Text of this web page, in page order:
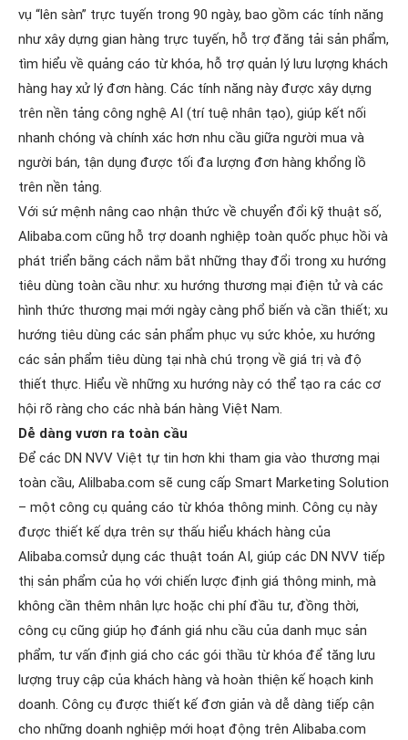
vụ “lên sàn” trực tuyến trong 90 ngày, bao gồm các tính năng
như xây dựng gian hàng trực tuyến, hỗ trợ đăng tải sản phẩm,
tìm hiểu về quảng cáo từ khóa, hỗ trợ quản lý lưu lượng khách
hàng hay xử lý đơn hàng. Các tính năng này được xây dựng
trên nền tảng công nghệ AI (trí tuệ nhân tạo), giúp kết nối
nhanh chóng và chính xác hơn nhu cầu giữa người mua và
người bán, tận dụng được tối đa lượng đơn hàng khổng lồ
trên nền tảng.
Với sứ mệnh nâng cao nhận thức về chuyển đổi kỹ thuật số,
Alibaba.com cũng hỗ trợ doanh nghiệp toàn quốc phục hồi và
phát triển bằng cách nắm bắt những thay đổi trong xu hướng
tiêu dùng toàn cầu như: xu hướng thương mại điện tử và các
hình thức thương mại mới ngày càng phổ biến và cần thiết; xu
hướng tiêu dùng các sản phẩm phục vụ sức khỏe, xu hướng
các sản phẩm tiêu dùng tại nhà chú trọng về giá trị và độ
thiết thực. Hiểu về những xu hướng này có thể tạo ra các cơ
hội rõ ràng cho các nhà bán hàng Việt Nam.
Dễ dàng vươn ra toàn cầu
Để các DN NVV Việt tự tin hơn khi tham gia vào thương mại
toàn cầu, Alilbaba.com sẽ cung cấp Smart Marketing Solution
– một công cụ quảng cáo từ khóa thông minh. Công cụ này
được thiết kế dựa trên sự thấu hiểu khách hàng của
Alibaba.comsử dụng các thuật toán AI, giúp các DN NVV tiếp
thị sản phẩm của họ với chiến lược định giá thông minh, mà
không cần thêm nhân lực hoặc chi phí đầu tư, đồng thời,
công cụ cũng giúp họ đánh giá nhu cầu của danh mục sản
phẩm, tư vấn định giá cho các gói thầu từ khóa để tăng lưu
lượng truy cập của khách hàng và hoàn thiện kế hoạch kinh
doanh. Công cụ được thiết kế đơn giản và dễ dàng tiếp cận
cho những doanh nghiệp mới hoạt động trên Alibaba.com